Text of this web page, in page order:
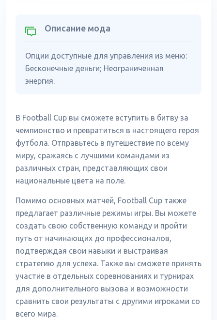
Описание мода
Опции доступные для управления из меню:
Бесконечные деньги; Неограниченная
энергия.
В Football Cup вы сможете вступить в битву за
чемпионство и превратиться в настоящего героя
футбола. Отправьтесь в путешествие по всему
миру, сражаясь с лучшими командами из
различных стран, представляющих свои
национальные цвета на поле.
Помимо основных матчей, Football Cup также
предлагает различные режимы игры. Вы можете
создать свою собственную команду и пройти
путь от начинающих до профессионалов,
подтверждая свои навыки и выстраивая
стратегию для успеха. Также вы сможете принять
участие в отдельных соревнованиях и турнирах
для дополнительного вызова и возможности
сравнить свои результаты с другими игроками со
всего мира.